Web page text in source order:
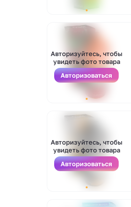
Авторизуйтесь, чтобы
увидеть фото товара
Авторизоваться
Авторизуйтесь, чтобы
увидеть фото товара
Авторизоваться